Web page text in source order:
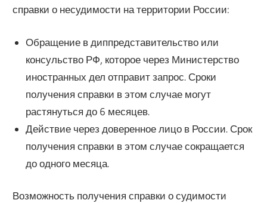
справки о несудимости на территории России:
Обращение в диппредставительство или
консульство РФ, которое через Министерство
иностранных дел отправит запрос. Сроки
получения справки в этом случае могут
растянуться до 6 месяцев.
Действие через доверенное лицо в России. Срок
получения справки в этом случае сокращается
до одного месяца.
Возможность получения справки о судимости